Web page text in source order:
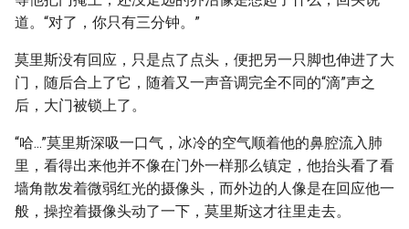
道。“对了，你只有三分钟。”
莫里斯没有回应，只是点了点头，便把另一只脚也伸进了大
门，随后合上了它，随着又一声音调完全不同的“滴”声之
后，大门被锁上了。
“哈...”莫里斯深吸一口气，冰冷的空气顺着他的鼻腔流入肺
里，看得出来他并不像在门外一样那么镇定，他抬头看了看
墙角散发着微弱红光的摄像头，而外边的人像是在回应他一
般，操控着摄像头动了一下，莫里斯这才往里走去。